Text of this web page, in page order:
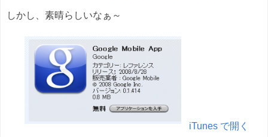
しかし、素晴らしいなぁ～
iTunes で開く